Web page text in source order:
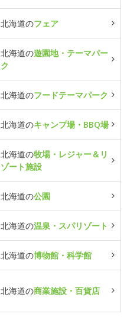
北海道のフェア
北海道の遊園地・テーマパー
ク
北海道のフードテーマパーク
北海道のキャンプ場・BBQ場
北海道の牧場・レジャー＆リ
ゾート施設
北海道の公園
北海道の温泉・スパリゾート
北海道の博物館・科学館
北海道の商業施設・百貨店